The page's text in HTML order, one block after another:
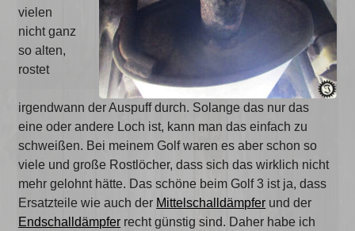
vielen
nicht ganz
so alten,
rostet
irgendwann der Auspuff durch. Solange das nur das
eine oder andere Loch ist, kann man das einfach zu
schweißen. Bei meinem Golf waren es aber schon so
viele und große Rostlöcher, dass sich das wirklich nicht
mehr gelohnt hätte. Das schöne beim Golf 3 ist ja, dass
Ersatzteile wie auch der Mittelschalldämpfer und der
Endschalldämpfer recht günstig sind. Daher habe ich